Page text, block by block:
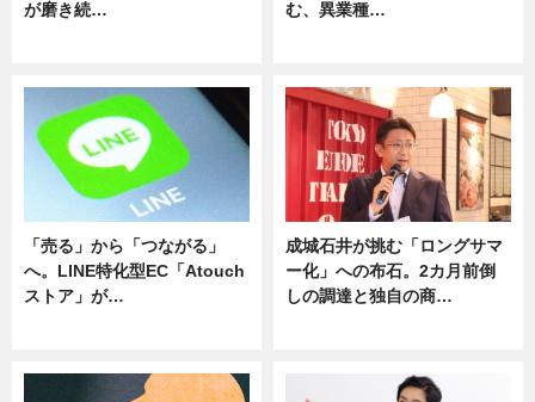
が磨き続…
む、異業種…
「売る」から「つながる」
へ。LINE特化型EC「Atouch
ストア」が…
成城石井が挑む「ロングサマ
ー化」への布石。2カ月前倒
しの調達と独自の商…